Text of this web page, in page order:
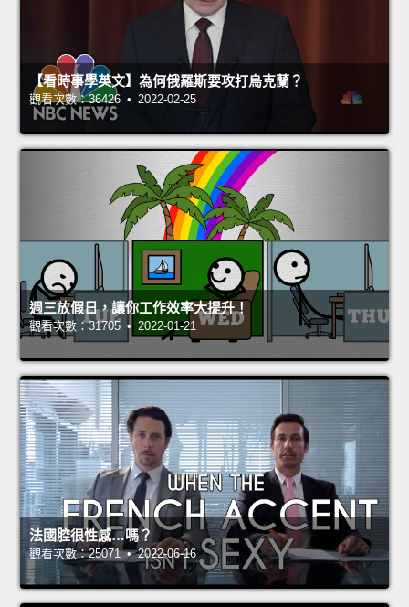
【看時事學英文】為何俄羅斯要攻打烏克蘭？
觀看次數：36426 • 2022-02-25
週三放假日，讓你工作效率大提升！
觀看次數：31705 • 2022-01-21
法國腔很性感…嗎？
觀看次數：25071 • 2022-06-16